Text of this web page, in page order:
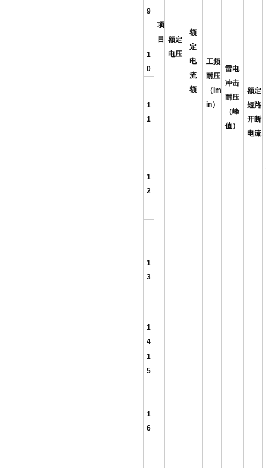
项
目
额定
电压
额
定
电
流
额
工频
耐压
（lm
in）
雷电
冲击
耐压
（峰
值）
额定
短路
开断
电流
9
1
0
1
1
1
2
1
3
1
4
1
5
1
6